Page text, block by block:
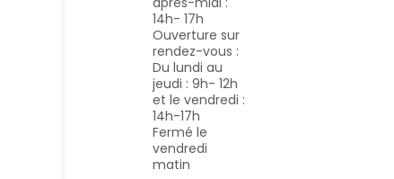
14h- 17h
Ouverture sur
rendez-vous :
Du lundi au
jeudi : 9h- 12h
et le vendredi :
14h-17h
Fermé le
vendredi
matin